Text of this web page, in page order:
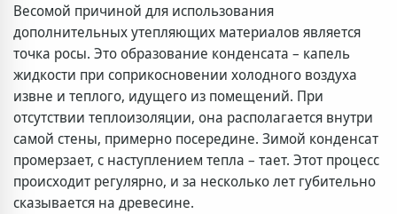
Весомой причиной для использования
дополнительных утепляющих материалов является
точка росы. Это образование конденсата – капель
жидкости при соприкосновении холодного воздуха
извне и теплого, идущего из помещений. При
отсутствии теплоизоляции, она располагается внутри
самой стены, примерно посередине. Зимой конденсат
промерзает, с наступлением тепла – тает. Этот процесс
происходит регулярно, и за несколько лет губительно
сказывается на древесине.